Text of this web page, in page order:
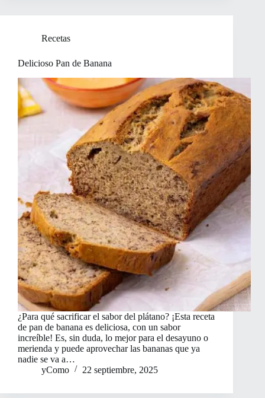
Recetas
Delicioso Pan de Banana
¿Para qué sacrificar el sabor del plátano? ¡Esta receta
de pan de banana es deliciosa, con un sabor
increíble! Es, sin duda, lo mejor para el desayuno o
merienda y puede aprovechar las bananas que ya
nadie se va a…
yComo
22 septiembre, 2025